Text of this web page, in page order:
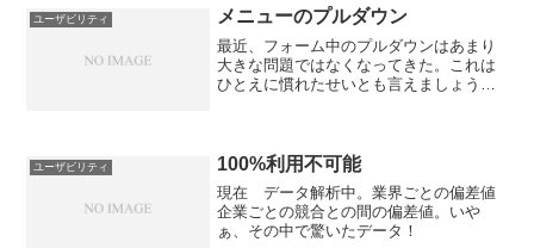
ことに、モテない。彼は試行錯誤してい
る。雑誌を読んでいる。モテ...
ユーザビリティ メニューのプルダウン
最近、フォーム中のプルダウンはあまり
大きな問題ではなくなってきた。これは
ひとえに慣れたせいとも言えましょう。
してしまい、気づかずにコロ...
ユーザビリティ 100%利用不可能
現在 データ解析中。業界ごとの偏差値
企業ごとの競合との間の偏差値。いや
ぁ、その中で驚いたデータ！